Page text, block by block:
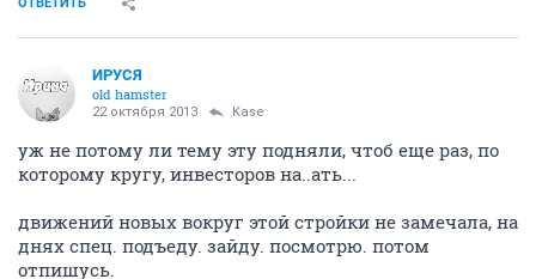
ОТВЕТИТЬ
ИРУСЯ
old hamster
22 октября 2013 Kase
уж не потому ли тему эту подняли, чтоб еще раз, по
которому кругу, инвесторов на..ать...
движений новых вокруг этой стройки не замечала, на
днях спец. подъеду. зайду. посмотрю. потом
отпишусь.